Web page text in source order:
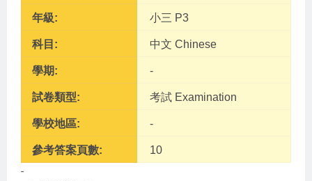
年級: 小三 P3
科目: 中文 Chinese
學期: -
試卷類型: 考試 Examination
學校地區: -
參考答案頁數: 10
-